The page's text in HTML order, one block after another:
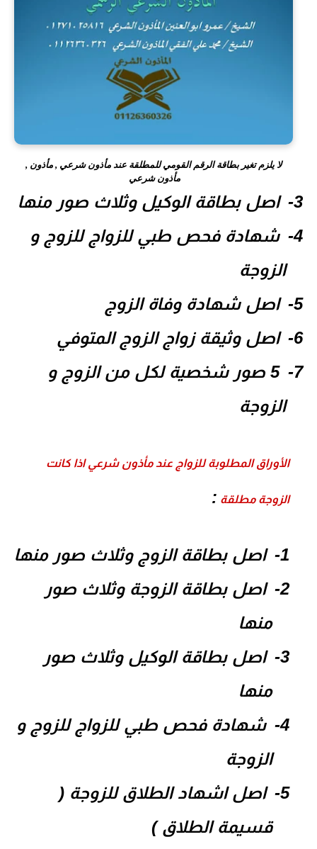
لا يلزم تغير بطاقة الرقم القومي للمطلقة عند مأذون شرعي , مأذون ,
مأذون شرعي
اصل بطاقة الوكيل وثلاث صور منها
شهادة فحص طبي للزواج للزوج و
الزوجة
اصل شهادة وفاة الزوج
اصل وثيقة زواج الزوج المتوفي
5 صور شخصية لكل من الزوج و
الزوجة
الأوراق المطلوبة للزواج عند مأذون شرعي اذا كانت
الزوجة مطلقة:
اصل بطاقة الزوج وثلاث صور منها
اصل بطاقة الزوجة وثلاث صور
منها
اصل بطاقة الوكيل وثلاث صور
منها
شهادة فحص طبي للزواج للزوج و
الزوجة
اصل اشهاد الطلاق للزوجة (
قسيمة الطلاق )